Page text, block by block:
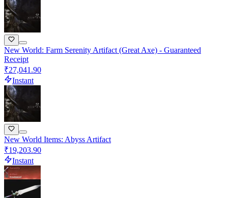
New World: Farm Serenity Artifact (Great Axe) - Guaranteed
Receipt
₹27,041.90
Instant
New World Items: Abyss Artifact
₹19,203.90
Instant